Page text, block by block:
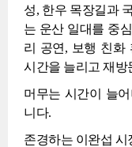
성, 한우 목장길과
는 운산 일대를 중
리 공연, 보행 친화
시간을 늘리고 재방
머무는 시간이 늘
니다.
존경하는 이완섭